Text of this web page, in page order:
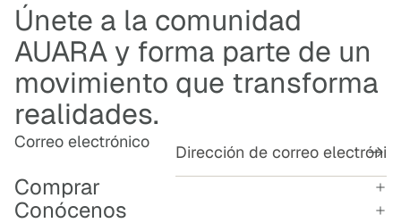
Únete a la comunidad
AUARA y forma parte de un
movimiento que transforma
realidades.
Correo electrónico
Comprar
Conócenos